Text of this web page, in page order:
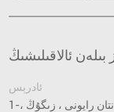
بىلەن ئالاقىلىشىڭ
ئادرېس
1-شىڭيۈەن يولى ، يەنتان سانائەت باغچىسى ، يەنتان رايونى ، زىگۇڭ ،